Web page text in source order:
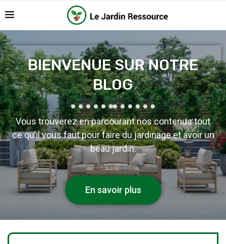
BIENVENUE SUR NOTRE
BLOG
Vous trouverez en parcourant nos contenus tout
ce qu’il vous faut pour faire du jardinage et avoir un
beau jardin.
En savoir plus